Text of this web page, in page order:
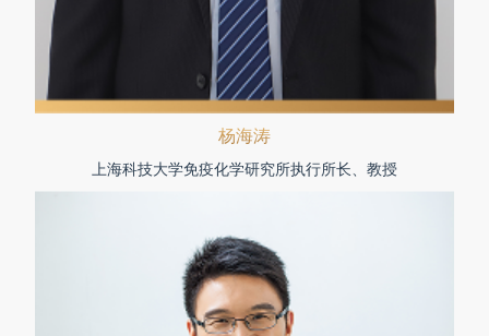
杨海涛
上海科技大学免疫化学研究所执行所长、教授